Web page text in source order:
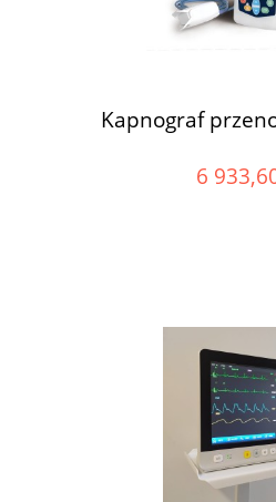
Kapnograf
6